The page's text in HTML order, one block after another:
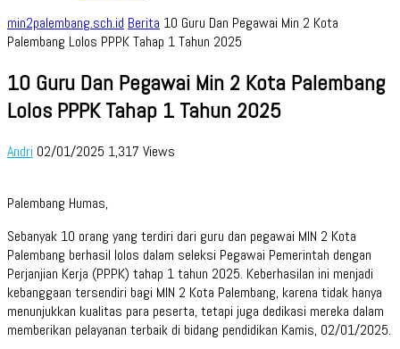
min2palembang.sch.id Berita 10 Guru Dan Pegawai Min 2 Kota
Palembang Lolos PPPK Tahap 1 Tahun 2025
10 Guru Dan Pegawai Min 2 Kota Palembang
Lolos PPPK Tahap 1 Tahun 2025
Andri 02/01/2025 1,317 Views
Palembang Humas,
Sebanyak 10 orang yang terdiri dari guru dan pegawai MIN 2 Kota
Palembang berhasil lolos dalam seleksi Pegawai Pemerintah dengan
Perjanjian Kerja (PPPK) tahap 1 tahun 2025. Keberhasilan ini menjadi
kebanggaan tersendiri bagi MIN 2 Kota Palembang, karena tidak hanya
menunjukkan kualitas para peserta, tetapi juga dedikasi mereka dalam
memberikan pelayanan terbaik di bidang pendidikan Kamis, 02/01/2025.